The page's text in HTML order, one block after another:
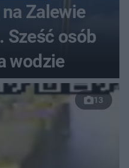
Zalewie
Sześć osób
wodzie
13